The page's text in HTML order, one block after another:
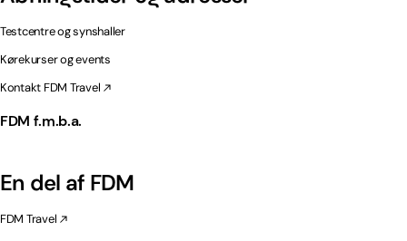
Testcentre og synshaller
Kørekurser og events
Kontakt FDM Travel
FDM f.m.b.a.
En del af FDM
FDM Travel